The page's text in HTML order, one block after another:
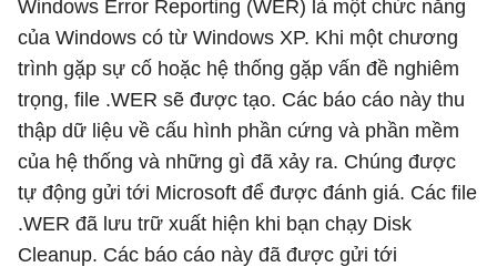
Windows Error Reporting (WER) là một chức năng
của Windows có từ Windows XP. Khi một chương
trình gặp sự cố hoặc hệ thống gặp vấn đề nghiêm
trọng, file .WER sẽ được tạo. Các báo cáo này thu
thập dữ liệu về cấu hình phần cứng và phần mềm
của hệ thống và những gì đã xảy ra. Chúng được
tự động gửi tới Microsoft để được đánh giá. Các file
.WER đã lưu trữ xuất hiện khi bạn chạy Disk
Cleanup. Các báo cáo này đã được gửi tới